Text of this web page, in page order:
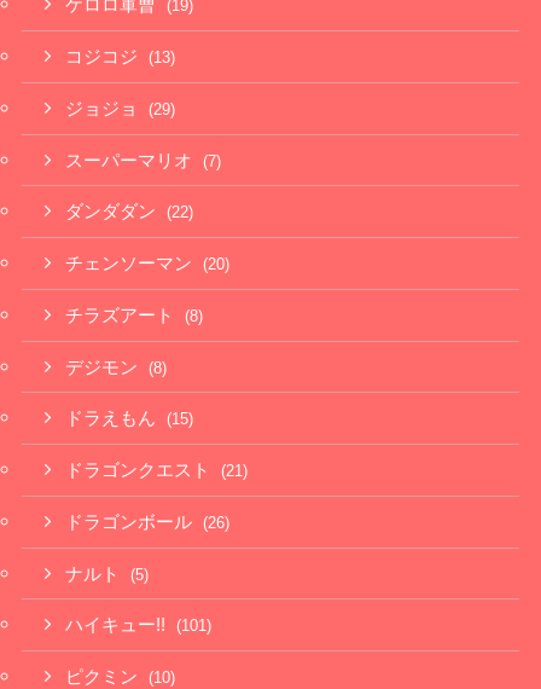
ケロロ軍曹 (19)
コジコジ (13)
ジョジョ (29)
スーパーマリオ (7)
ダンダダン (22)
チェンソーマン (20)
チラズアート (8)
デジモン (8)
ドラえもん (15)
ドラゴンクエスト (21)
ドラゴンボール (26)
ナルト (5)
ハイキュー!! (101)
ピクミン (10)